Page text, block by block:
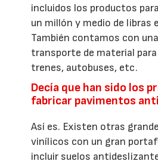
incluidos los productos
un millón y medio de libras
También contamos con
transporte de material
trenes, autobuses, etc.
Decía que han sido los
fabricar pavimentos
Así es. Existen otras
vinílicos con un gran
incluir suelos